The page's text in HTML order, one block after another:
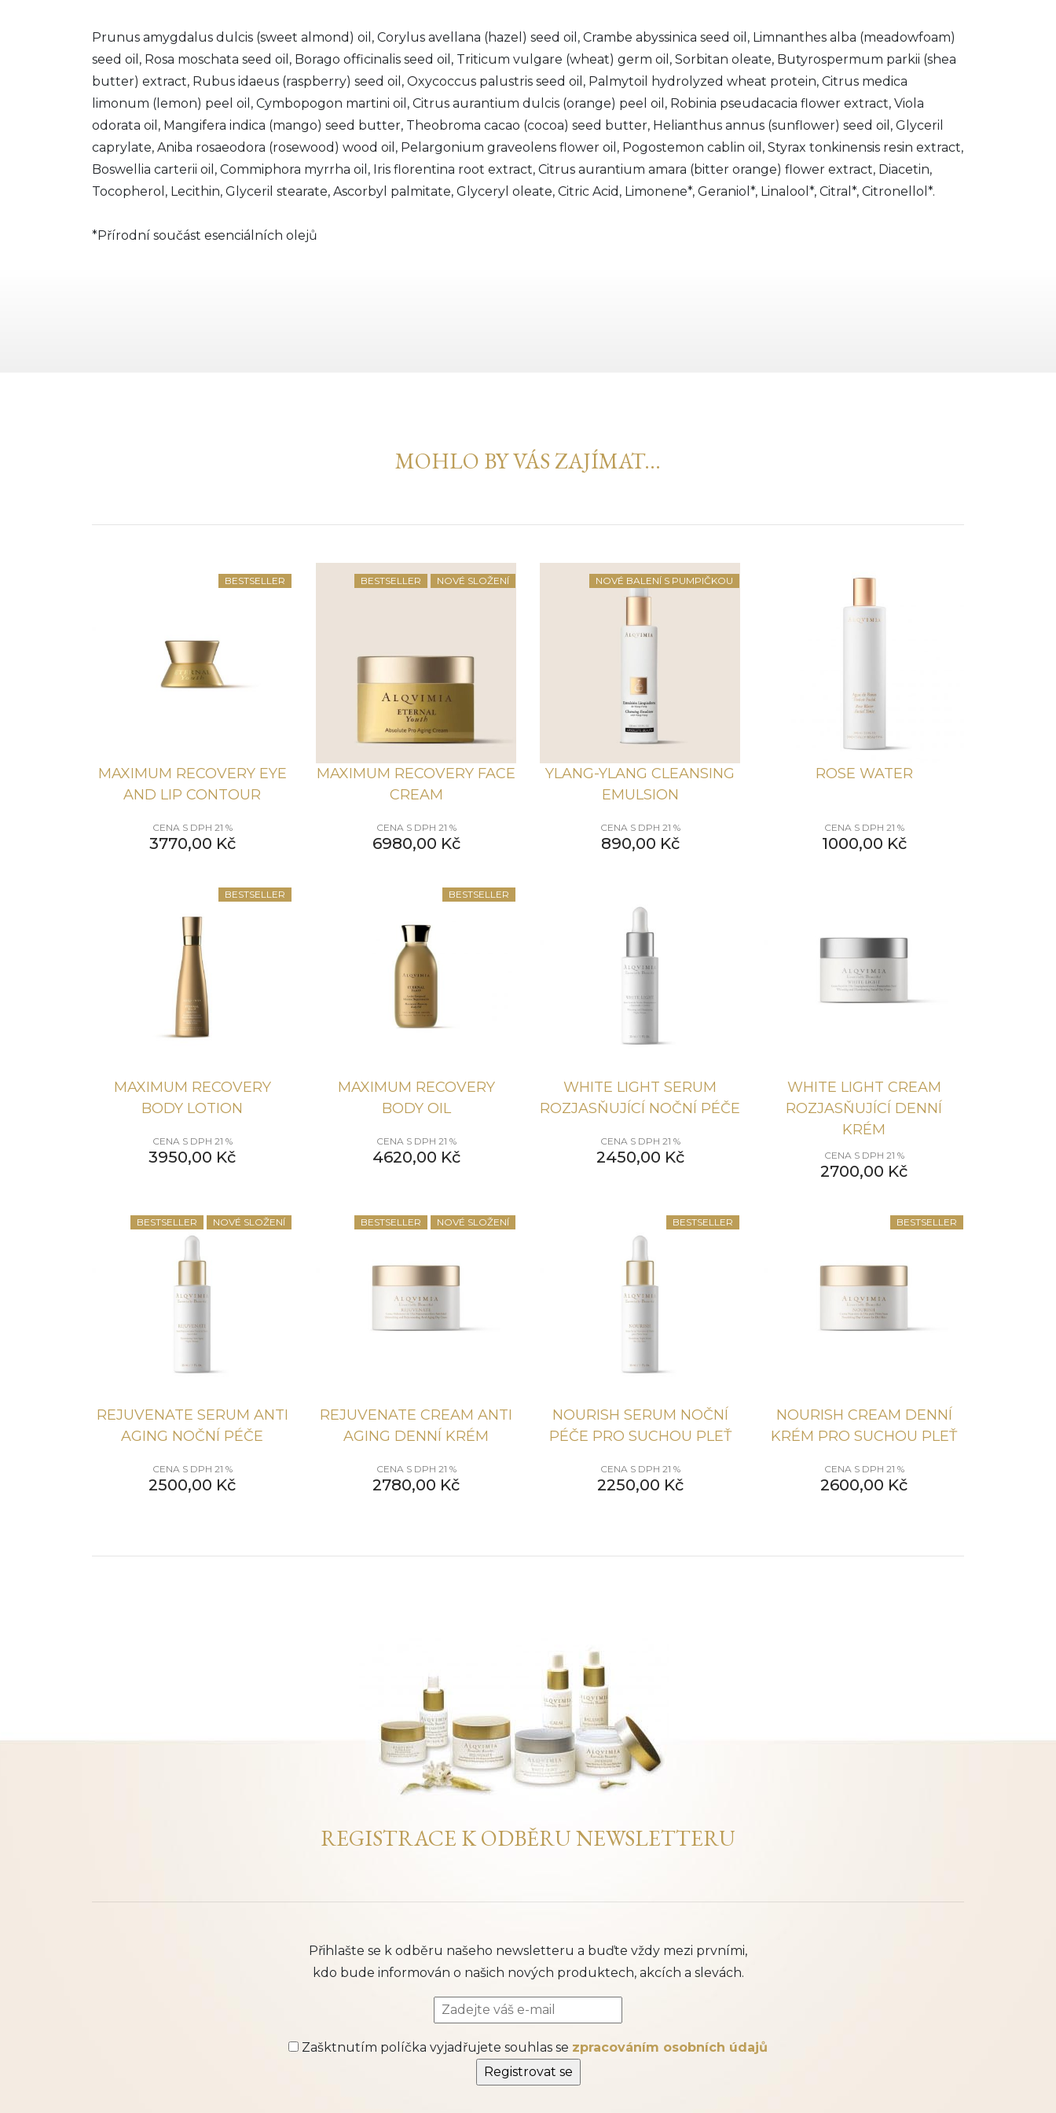
Prunus amygdalus dulcis (sweet almond) oil, Corylus avellana (hazel) seed oil, Crambe abyssinica seed oil, Limnanthes alba (meadowfoam)
seed oil, Rosa moschata seed oil, Borago officinalis seed oil, Triticum vulgare (wheat) germ oil, Sorbitan oleate, Butyrospermum parkii (shea
butter) extract, Rubus idaeus (raspberry) seed oil, Oxycoccus palustris seed oil, Palmytoil hydrolyzed wheat protein, Citrus medica
limonum (lemon) peel oil, Cymbopogon martini oil, Citrus aurantium dulcis (orange) peel oil, Robinia pseudacacia flower extract, Viola
odorata oil, Mangifera indica (mango) seed butter, Theobroma cacao (cocoa) seed butter, Helianthus annus (sunflower) seed oil, Glyceril
caprylate, Aniba rosaeodora (rosewood) wood oil, Pelargonium graveolens flower oil, Pogostemon cablin oil, Styrax tonkinensis resin extract,
Boswellia carterii oil, Commiphora myrrha oil, Iris florentina root extract, Citrus aurantium amara (bitter orange) flower extract, Diacetin,
Tocopherol, Lecithin, Glyceril stearate, Ascorbyl palmitate, Glyceryl oleate, Citric Acid, Limonene*, Geraniol*, Linalool*, Citral*, Citronellol*.
*Přírodní součást esenciálních olejů
MOHLO BY VÁS ZAJÍMAT...
BESTSELLER
MAXIMUM RECOVERY EYE
AND LIP CONTOUR
CENA S DPH 21 %
3770,00 Kč
BESTSELLER NOVÉ SLOŽENÍ
MAXIMUM RECOVERY FACE
CREAM
CENA S DPH 21 %
6980,00 Kč
NOVÉ BALENÍ S PUMPIČKOU
YLANG-YLANG CLEANSING
EMULSION
CENA S DPH 21 %
890,00 Kč
ROSE WATER
CENA S DPH 21 %
1000,00 Kč
BESTSELLER
MAXIMUM RECOVERY
BODY LOTION
CENA S DPH 21 %
3950,00 Kč
BESTSELLER
MAXIMUM RECOVERY
BODY OIL
CENA S DPH 21 %
4620,00 Kč
WHITE LIGHT SERUM
ROZJASŇUJÍCÍ NOČNÍ PÉČE
CENA S DPH 21 %
2450,00 Kč
WHITE LIGHT CREAM
ROZJASŇUJÍCÍ DENNÍ
KRÉM
CENA S DPH 21 %
2700,00 Kč
BESTSELLER NOVÉ SLOŽENÍ
REJUVENATE SERUM ANTI
AGING NOČNÍ PÉČE
CENA S DPH 21 %
2500,00 Kč
BESTSELLER NOVÉ SLOŽENÍ
REJUVENATE CREAM ANTI
AGING DENNÍ KRÉM
CENA S DPH 21 %
2780,00 Kč
BESTSELLER
NOURISH SERUM NOČNÍ
PÉČE PRO SUCHOU PLEŤ
CENA S DPH 21 %
2250,00 Kč
BESTSELLER
NOURISH CREAM DENNÍ
KRÉM PRO SUCHOU PLEŤ
CENA S DPH 21 %
2600,00 Kč
REGISTRACE K ODBĚRU NEWSLETTERU
Přihlašte se k odběru našeho newsletteru a buďte vždy mezi prvními,
kdo bude informován o našich nových produktech, akcích a slevách.
Zašktnutím políčka vyjadřujete souhlas se zpracováním osobních údajů